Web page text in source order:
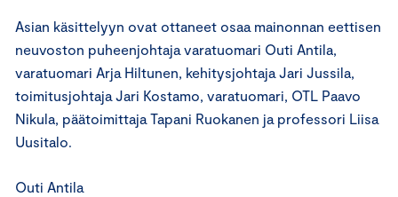
Asian käsittelyyn ovat ottaneet osaa mainonnan eettisen
neuvoston puheenjohtaja varatuomari Outi Antila,
varatuomari Arja Hiltunen, kehitysjohtaja Jari Jussila,
toimitusjohtaja Jari Kostamo, varatuomari, OTL Paavo
Nikula, päätoimittaja Tapani Ruokanen ja professori Liisa
Uusitalo.
Outi Antila